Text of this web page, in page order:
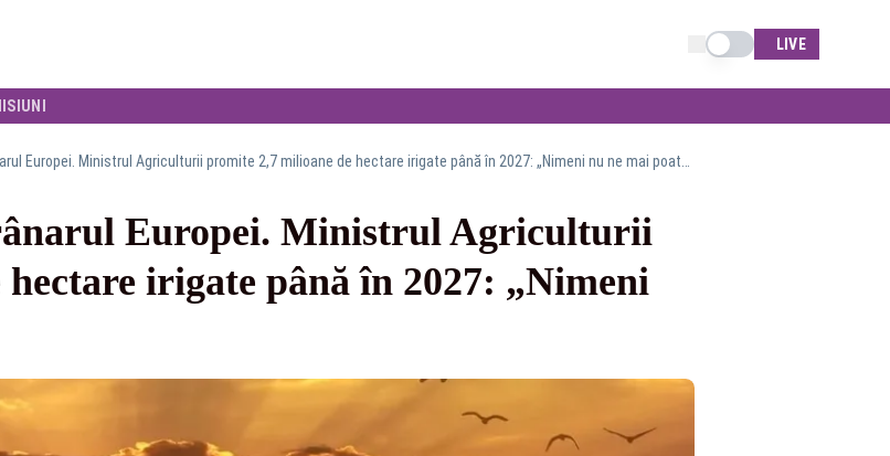
Schimba tema
LIVE
Europei. Ministrul Agriculturii
irigate până în 2027: „Nimeni